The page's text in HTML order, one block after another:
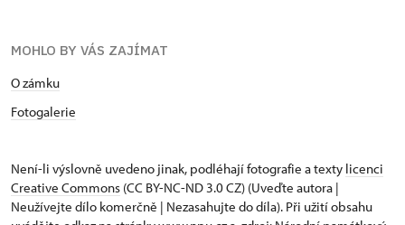
MOHLO BY VÁS ZAJÍMAT
O zámku
Fotogalerie
Není-li výslovně uvedeno jinak, podléhají fotografie a texty licenci
Creative Commons (CC BY-NC-ND 3.0 CZ) (Uveďte autora |
Neužívejte dílo komerčně | Nezasahujte do díla). Při užití obsahu